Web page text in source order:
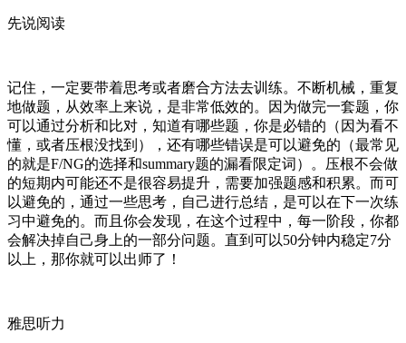
先说阅读
记住，一定要带着思考或者磨合方法去训练。不断机械，重复
地做题，从效率上来说，是非常低效的。因为做完一套题，你
可以通过分析和比对，知道有哪些题，你是必错的（因为看不
懂，或者压根没找到），还有哪些错误是可以避免的（最常见
的就是F/NG的选择和summary题的漏看限定词）。压根不会做
的短期内可能还不是很容易提升，需要加强题感和积累。而可
以避免的，通过一些思考，自己进行总结，是可以在下一次练
习中避免的。而且你会发现，在这个过程中，每一阶段，你都
会解决掉自己身上的一部分问题。直到可以50分钟内稳定7分
以上，那你就可以出师了！
雅思听力